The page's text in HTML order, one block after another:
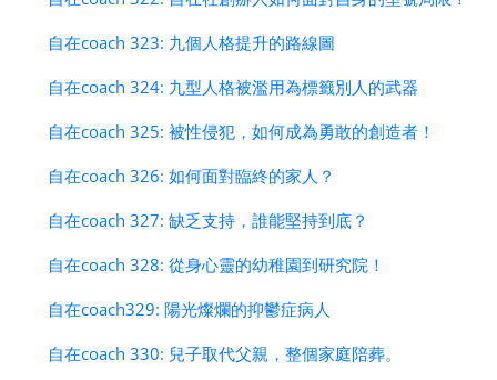
自在coach 323: 九個人格提升的路線圖
自在coach 324: 九型人格被濫用為標籤別人的武器
自在coach 325: 被性侵犯，如何成為勇敢的創造者！
自在coach 326: 如何面對臨終的家人？
自在coach 327: 缺乏支持，誰能堅持到底？
自在coach 328: 從身心靈的幼稚園到研究院！
自在coach329: 陽光燦爛的抑鬱症病人
自在coach 330: 兒子取代父親，整個家庭陪葬。